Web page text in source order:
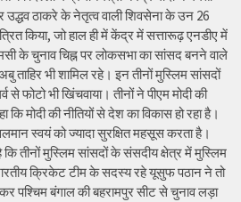
उद्धव ठाकरे के नेतृत्व वाली शिवसेना के उन 26
किया, जो हाल ही में केंद्र में सत्तारूढ़ एनडीए में
के चुनाव चिह्न पर लोकसभा का सांसद बनने वाले
भी शामिल रहे। इन तीनों मुस्लिम सांसदों
से फोटो भी खिंचवाया। तीनों ने पीएम मोदी की
मोदी की नीतियों से देश का विकास हो रहा है।
स्वयं को ज्यादा सुरक्षित महसूस करता है।
तीनों मुस्लिम सांसदों के संसदीय क्षेत्र में मुस्लिम
क्रिकेट टीम के सदस्य रहे यूसुफ पठान ने तो
पश्चिम बंगाल की बहरामपुर सीट से चुनाव लड़ा